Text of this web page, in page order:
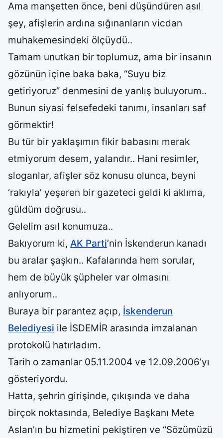
Ama manşetten önce, beni düşündüren asıl
şey, afişlerin ardına sığınanların vicdan
muhakemesindeki ölçüydü..
Tamam unutkan bir toplumuz, ama bir insanın
gözünün içine baka baka, “Suyu biz
getiriyoruz” denmesini de yanlış buluyorum..
Bunun siyasi felsefedeki tanımı, insanları saf
görmektir!
Bu tür bir yaklaşımın fikir babasını merak
etmiyorum desem, yalandır.. Hani resimler,
sloganlar, afişler söz konusu olunca, beyni
‘rakıyla’ yeşeren bir gazeteci geldi ki aklıma,
güldüm doğrusu..
Gelelim asıl konumuza..
Bakıyorum ki, AK Parti’nin İskenderun kanadı
bu aralar şaşkın.. Kafalarında hem sorular,
hem de büyük şüpheler var olmasını
anlıyorum..
Buraya bir parantez açıp, İskenderun
Belediyesi ile İSDEMİR arasında imzalanan
protokolü hatırladım.
Tarih o zamanlar 05.11.2004 ve 12.09.2006’yı
gösteriyordu.
Hatta, şehrin girişinde, çıkışında ve daha
birçok noktasında, Belediye Başkanı Mete
Aslan’ın bu hizmetini pekiştiren ve “Sözümüzü